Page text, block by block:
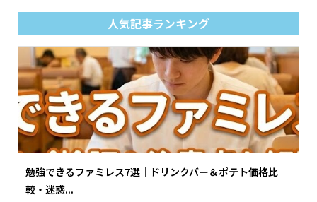
人気記事ランキング
勉強できるファミレス7選｜ドリンクバー＆ポテト価格比
較・迷惑...